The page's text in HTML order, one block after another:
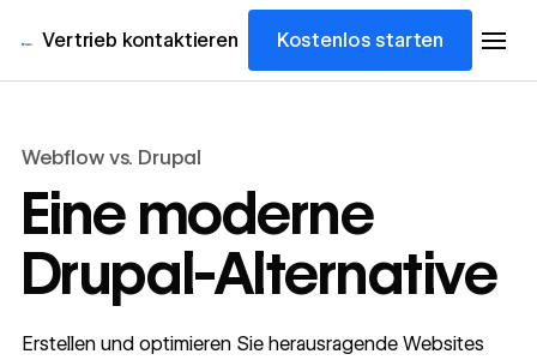
Vertrieb kontaktieren Kostenlos starten
Webflow vs. Drupal
Eine moderne
Drupal-Alternative
Erstellen und optimieren Sie herausragende Websites